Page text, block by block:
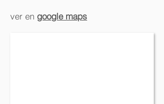
ver en google maps